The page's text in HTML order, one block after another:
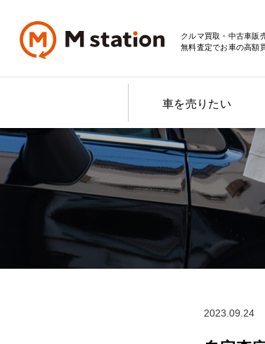
クルマ買取・中古車販
無料査定でお車の高額
車を売りたい
2023.09.24